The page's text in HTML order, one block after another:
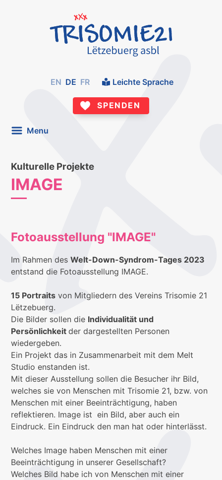
EN DE FR Leichte Sprache
SPENDEN
Menu
Kulturelle Projekte
IMAGE
Fotoausstellung "IMAGE"
Im Rahmen desWelt-Down-Syndrom-Tages 2023
entstand die Fotoausstellung IMAGE.
15 Portraits von Mitgliedern des Vereins Trisomie 21
Lëtzebuerg.
Die Bilder sollen die Individualität und
Persönlichkeitder dargestellten Personen
wiedergeben.
Ein Projekt das in Zusammenarbeit mit dem Melt
Studio enstanden ist.
Mit dieser Ausstellung sollen die Besucher ihr Bild,
welches sie von Menschen mit Trisomie 21, bzw. von
Menschen mit einer Beeinträchtigung, haben
reflektieren. Image ist ein Bild, aber auch ein
Eindruck. Ein Eindruck den man hat oder hinterlässt.
Welches Image haben Menschen mit einer
Beeinträchtigung in unserer Gesellschaft?
Welches Bild habe ich von Menschen mit einer